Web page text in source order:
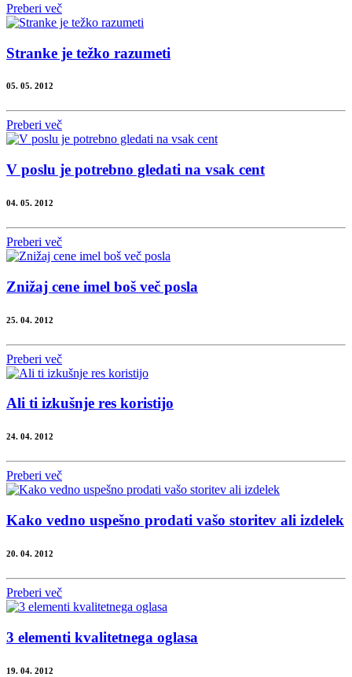
Preberi več
Stranke je težko razumeti
05. 05. 2012
Preberi več
V poslu je potrebno gledati na vsak cent
04. 05. 2012
Preberi več
Znižaj cene imel boš več posla
25. 04. 2012
Preberi več
Ali ti izkušnje res koristijo
24. 04. 2012
Preberi več
Kako vedno uspešno prodati vašo storitev ali izdelek
20. 04. 2012
Preberi več
3 elementi kvalitetnega oglasa
19. 04. 2012